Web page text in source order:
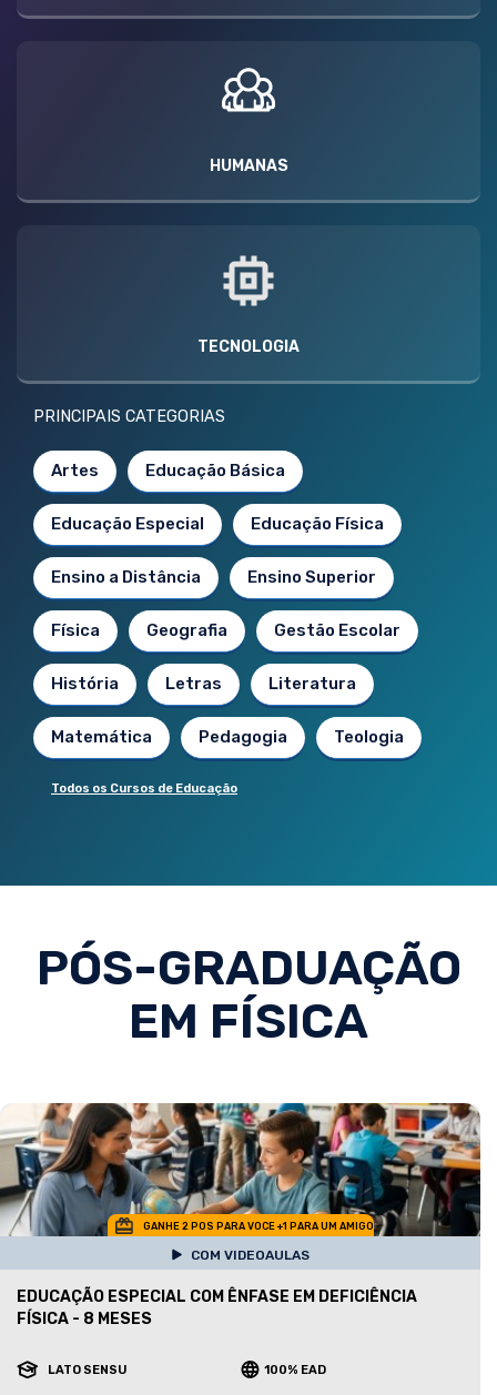
HUMANAS
TECNOLOGIA
PRINCIPAIS CATEGORIAS
Artes Educação Básica
Educação Especial Educação Física
Ensino a Distância Ensino Superior
Física Geografia Gestão Escolar
História Letras Literatura
Matemática Pedagogia Teologia
Todos os Cursos de Educação
PÓS-GRADUAÇÃO
EM FÍSICA
GANHE 2 POS PARA VOCE +1 PARA UM AMIGO
COM VIDEOAULAS
EDUCAÇÃO ESPECIAL COM ÊNFASE EM DEFICIÊNCIA
FÍSICA - 8 MESES
LATO SENSU 100% EAD